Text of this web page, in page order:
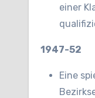
einer
1947-52
Eine